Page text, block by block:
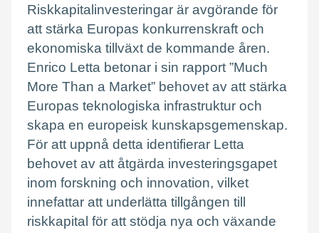
Riskkapitalinvesteringar är avgörande för
att stärka Europas konkurrenskraft och
ekonomiska tillväxt de kommande åren.
Enrico Letta betonar i sin rapport ”Much
More Than a Market” behovet av att stärka
Europas teknologiska infrastruktur och
skapa en europeisk kunskapsgemenskap.
För att uppnå detta identifierar Letta
behovet av att åtgärda investeringsgapet
inom forskning och innovation, vilket
innefattar att underlätta tillgången till
riskkapital för att stödja nya och växande